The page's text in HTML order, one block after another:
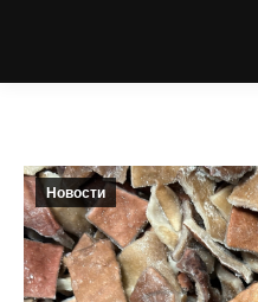
Новости